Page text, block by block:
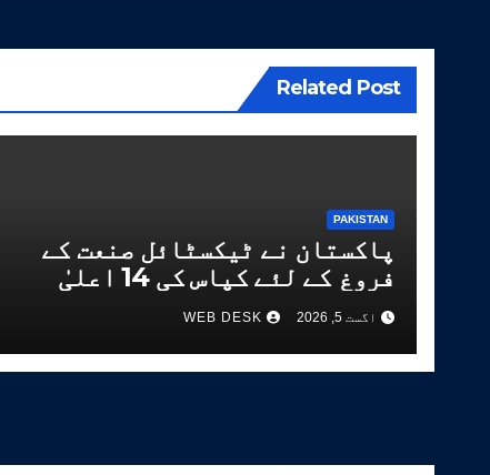
Related Post
PAKISTAN
پاکستان نے ٹیکسٹائل صنعت کے
فروغ کے لئے کپاس کی 14 اعلیٰ
معیار کی اقسام تیار کر لیں
اگست 5, 2026 WEB DESK